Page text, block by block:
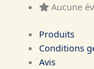
Aucune
Produits
Conditions
Avis